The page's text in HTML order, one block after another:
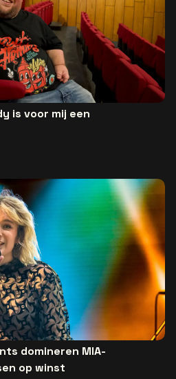
is voor mij een
domineren MIA-
op winst